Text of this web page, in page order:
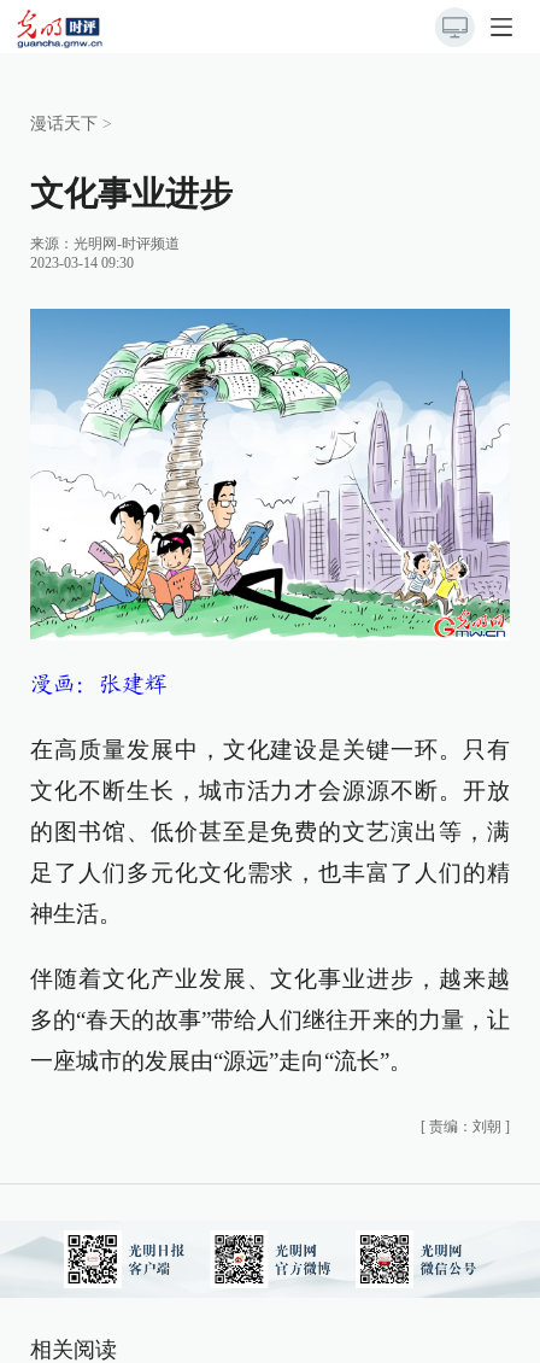
漫话天下 >
文化事业进步
来源： 光明网-时评频道
2023-03-14 09:30
漫画：张建辉
在高质量发展中，文化建设是关键一环。只有
文化不断生长，城市活力才会源源不断。开放
的图书馆、低价甚至是免费的文艺演出等，满
足了人们多元化文化需求，也丰富了人们的精
神生活。
伴随着文化产业发展、文化事业进步，越来越
多的“春天的故事”带给人们继往开来的力量，让
一座城市的发展由“源远”走向“流长”。
[ 责编：刘朝 ]
相关阅读